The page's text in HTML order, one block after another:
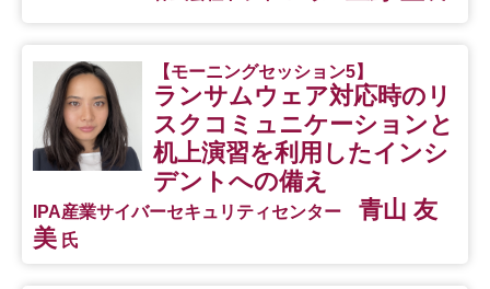
【モーニングセッション5】
ランサムウェア対応時のリ
スクコミュニケーションと
机上演習を利用したインシ
デントへの備え
IPA産業サイバーセキュリティセンター 青山 友
美 氏